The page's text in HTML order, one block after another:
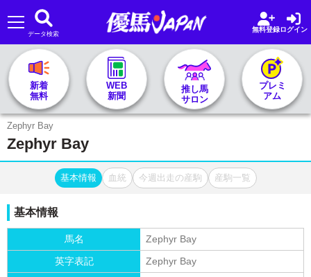
🏇 推し馬サロンTOP
レース一覧
プラン案内
データ検索
無料登録ログイン
新着
無料
WEB
新聞
推し馬
サロン
プレミ
アム
Zephyr Bay
Zephyr Bay
基本情報 血統 今週出走の産駒 産駒一覧
基本情報
馬名
Zephyr Bay
英字表記
Zephyr Bay